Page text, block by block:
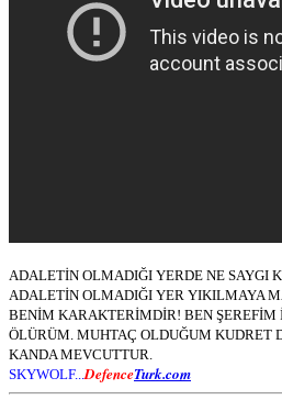
ADALETİN OLMADIĞI YERDE NE SAYGI
ADALETİN OLMADIĞI YER YIKILMAYA
BENİM KARAKTERİMDİR! BEN ŞEREFİM
ÖLÜRÜM. MUHTAÇ OLDUĞUM
KANDA MEVCUTTUR.
SKYWOLF... DefenceTurk.com